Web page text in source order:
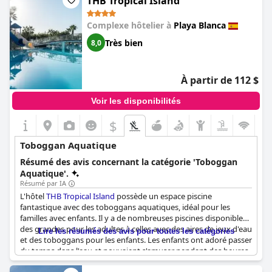
pirate. Conçue pour les plus petits, cette piscine est un havre de
paix et de joie, où les enfants peuvent s'embarquer dans des
aventures ludiques et créer des souvenirs inoubliables. Le
bateau pirate ajoute une touche d'excitation supplémentaire
lorsque les enfants glissent sur le toboggan aquatique,
s'éclaboussant dans la piscine rafraîchissante en contrebas. C'est
l'endroit idéal pour que les jeunes explorateurs profitent de
moments insouciants dans l'eau, tout en étant entourés de la
magnifique ambiance insulaire du H10 Rubicón Palace.
Complexe hôtelier à Playa Blanca
8,0 Très bien
À partir de 112 $
Voir les disponibilités
$
Toboggan Aquatique
Résumé des avis concernant la catégorie 'Toboggan
Aquatique'.
Résumé par IA
L'hôtelTHB Tropical Island possède un espace piscine
fantastique avec des toboggans aquatiques, idéal pour les
familles avec enfants. Il y a de nombreuses piscines disponibles,
des grandes pour les adultes à celles avec des aires de jeux d'eau
et des toboggans pour les enfants. Les enfants ont adoré passer
du temps dans l'eau et pouvaient s'amuser pendant des heures.
L'aire de jeux aquatiques pour les jeunes enfants a été un
Lire les résumés des avis pour toutes les catégories